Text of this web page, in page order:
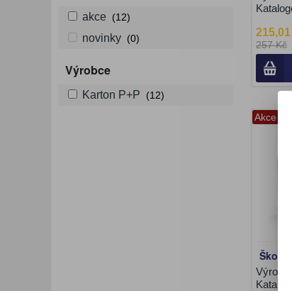
akce (12)
novinky (0)
Výrobce
Karton P+P (12)
257 Kč
Akce
Školní